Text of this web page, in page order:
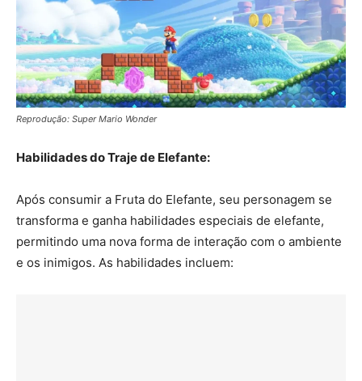
Reprodução: Super Mario Wonder
Habilidades do Traje de Elefante:
Após consumir a Fruta do Elefante, seu personagem se
transforma e ganha habilidades especiais de elefante,
permitindo uma nova forma de interação com o ambiente
e os inimigos. As habilidades incluem: